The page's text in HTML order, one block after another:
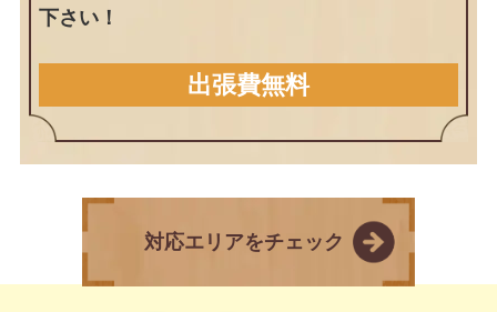
下さい！
出張費無料
対応エリアをチェック